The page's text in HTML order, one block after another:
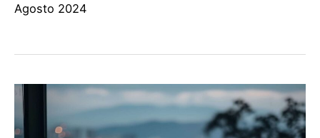
Agosto 2024